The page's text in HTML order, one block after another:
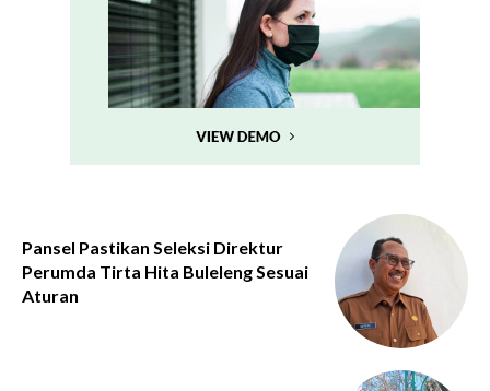
Pansel Pastikan Seleksi Direktur
Perumda Tirta Hita Buleleng Sesuai
Aturan